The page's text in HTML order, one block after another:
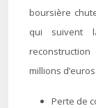
boursière
qui suivent
millions d’euros.
Perte de